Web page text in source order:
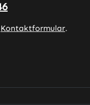
Kontaktformular.
– öffnet in